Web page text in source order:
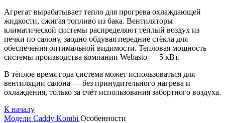
Агрегат вырабатывает тепло для прогрева охлаждающей
жидкости, сжигая топливо из бака. Вентиляторы
климатической системы распределяют тёплый воздух из
печки по салону, заодно обдувая передние стёкла для
обеспечения оптимальной видимости. Тепловая мощность
системы производства компании Webasto — 5 кВт.
В тёплое время года система может использоваться для
вентиляции салона — без принудительного нагрева и
охлаждения, только за счёт использования забортного воздуха.
К началу
Модели Caddy Kombi Особенности